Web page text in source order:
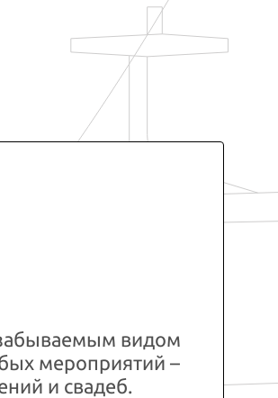
видом
мероприятий –
и свадеб.